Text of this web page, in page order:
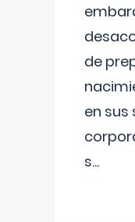
de
en sus
s...